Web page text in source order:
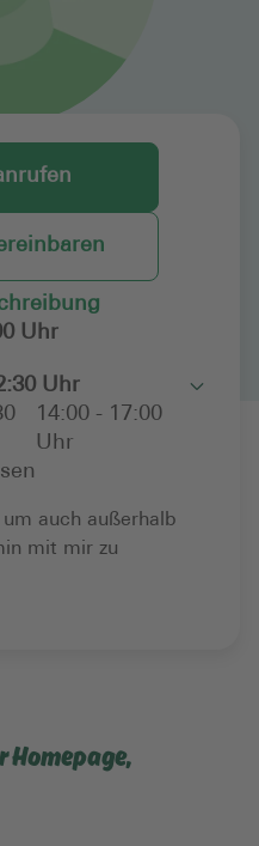
Uhr
Uhr
14:00 - 17:00
Uhr
Toggle
auch außerhalb
mit mir zu